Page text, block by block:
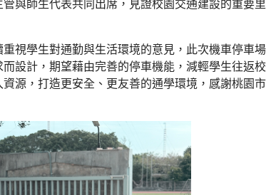
與師生代表共同出席，見證校園交通建設的重要里
視學生對通勤與生活環境的意見，此次機車停車場
設計，期望藉由完善的停車機能，減輕學生往返校
源，打造更安全、更友善的通學環境，感謝桃園市